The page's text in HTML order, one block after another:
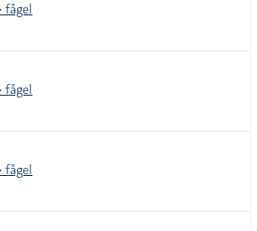
fågel
fågel
fågel